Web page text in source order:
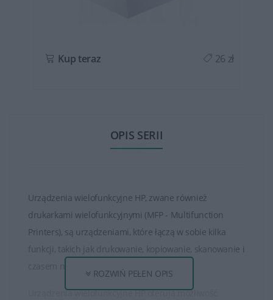
Kup teraz 26 zł
OPIS SERII
Urządzenia wielofunkcyjne HP, zwane również
drukarkami wielofunkcyjnymi (MFP - Multifunction
Printers), są urządzeniami, które łączą w sobie kilka
funkcji, takich jak drukowanie, kopiowanie, skanowanie i
Urządzenia wielofunkcyjne HP oferują możliwość
ROZWIŃ PEŁEN OPIS